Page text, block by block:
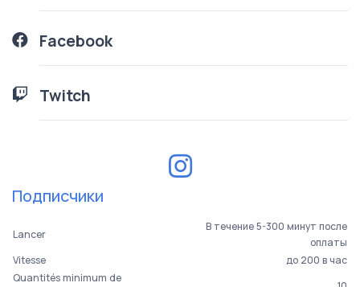
Facebook
Twitch
Подписчики
Lancer
В течение 5-300 минут после
оплаты
Vitesse
до 200 в час
Quantités minimum de